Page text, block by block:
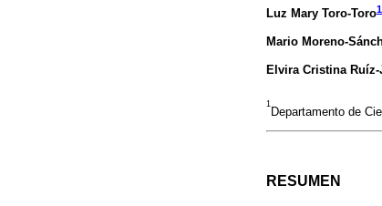
Luz Mary Toro-Toro1
Mario Moreno-
Elvira Cristina Ruíz-
1
Departamento de
RESUMEN